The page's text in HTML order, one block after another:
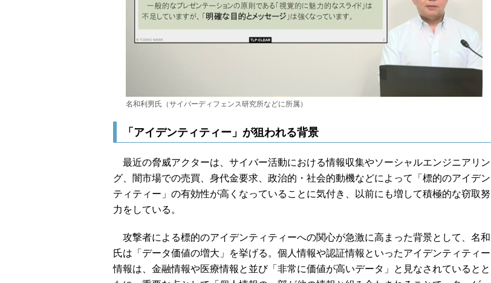
名和利男氏（サイバーディフェンス研究所などに所属）
「アイデンティティー」が狙われる背景
最近の脅威アクターは、サイバー活動における情報収集やソーシャルエンジニアリン
グ、闇市場での売買、身代金要求、政治的・社会的動機などによって「標的のアイデン
ティティー」の有効性が高くなっていることに気付き、以前にも増して積極的な窃取努
力をしている。
攻撃者による標的のアイデンティティーへの関心が急激に高まった背景として、名和
氏は「データ価値の増大」を挙げる。個人情報や認証情報といったアイデンティティー
情報は、金融情報や医療情報と並び「非常に価値が高いデータ」と見なされているとと